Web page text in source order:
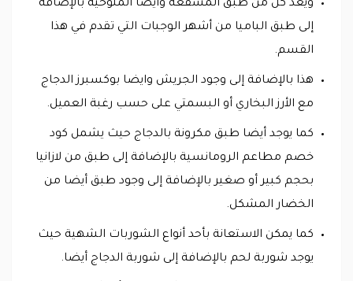
ويعد كل من طبق المسقعة وايضا الملوخية بالإضافة
إلى طبق الباميا من أشهر الوجبات التي تقدم في هذا
القسم.
هذا بالإضافة إلى وجود الجريش وايضا بوكسبرز الدجاج
مع الأرز البخاري أو البسمتي على حسب رغبة العميل.
كما يوجد أيضا طبق مكرونة بالدجاج حيث يشمل كود
خصم مطاعم الرومانسية بالإضافة إلى طبق من لازانيا
بحجم كبير أو صغير بالإضافة إلى وجود طبق أيضا من
الخضار المشكل.
كما يمكن الاستعانة بأحد أنواع الشوربات الشهية حيث
يوجد شوربة لحم بالإضافة إلى شوربة الدجاج أيضا.